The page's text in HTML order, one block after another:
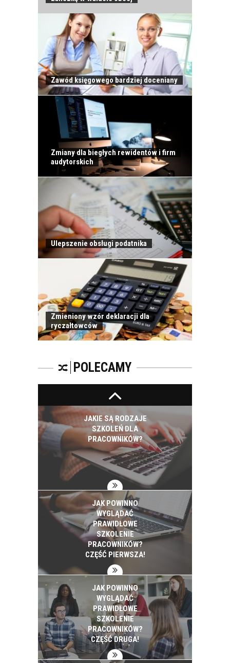
Zawód księgowego bardziej doceniany
Zmiany dla biegłych rewidentów i firm
audytorskich
Ulepszenie obsługi podatnika
Zmieniony wzór deklaracji dla
ryczałtowców
POLECAMY
JAK POWINNO
WYGLĄDAĆ
PRAWIDŁOWE
SZKOLENIE
PRACOWNIKÓW?
CZĘŚĆ PIERWSZA!
JAK POWINNO
WYGLĄDAĆ
PRAWIDŁOWE
SZKOLENIE
PRACOWNIKÓW?
CZĘŚĆ DRUGA!
ROZWÓJ
PRACOWNIKA - JAK O
NIEGO DBAĆ?
PRACOWNICY -
JAKIE SĄ RODZAJE
SZKOLEŃ DLA
PRACOWNIKÓW?
JAK POWINNO
WYGLĄDAĆ
PRAWIDŁOWE
SZKOLENIE
PRACOWNIKÓW?
CZĘŚĆ PIERWSZA!
JAK POWINNO
WYGLĄDAĆ
PRAWIDŁOWE
SZKOLENIE
PRACOWNIKÓW?
CZĘŚĆ DRUGA!